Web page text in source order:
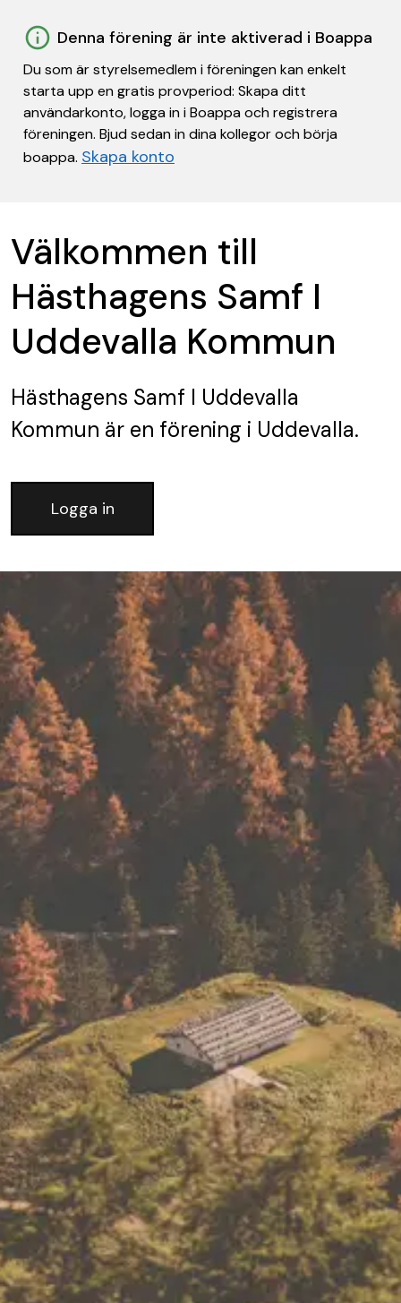
Denna förening är inte aktiverad i Boappa
Du som är styrelsemedlem i föreningen kan enkelt
starta upp en gratis provperiod: Skapa ditt
användarkonto, logga in i Boappa och registrera
föreningen. Bjud sedan in dina kollegor och börja
boappa. Skapa konto
Välkommen till
Hästhagens Samf I
Uddevalla Kommun
Hästhagens Samf I Uddevalla
Kommun är en förening i Uddevalla.
Logga in